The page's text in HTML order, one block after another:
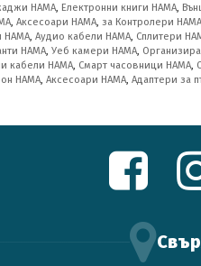
HAMA, Електронни книги HAMA,
, Аксесоари HAMA, за Контролери HAMA
, Аудио кабели HAMA, Сплитери
HAMA, Уеб камери HAMA,
кабели HAMA, Смарт часовници HAMA,
HAMA, Аксесоари HAMA, Адаптери за